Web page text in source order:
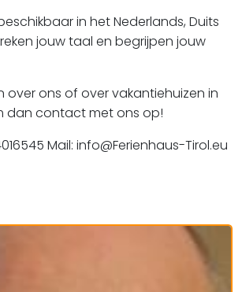
in het Nederlands, Duits
jouw taal en begrijpen jouw
over ons of over vakantiehuizen in
dan contact met ons op!
Mail: info@Ferienhaus-Tirol.eu